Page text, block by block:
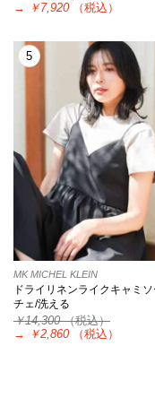
→
￥7,920 （税込）
5
MK MICHEL KLEIN
ドライリネンライクキャミ
チェ/洗える
￥14,300（税込）
→
￥2,860 （税込）